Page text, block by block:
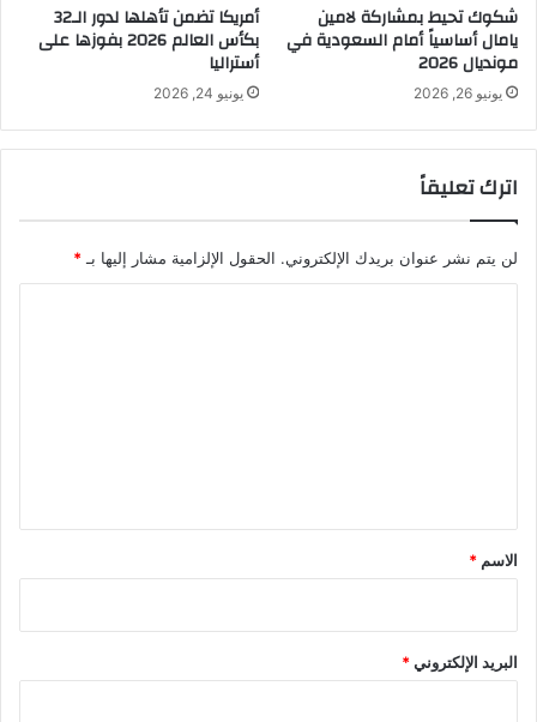
شكوك تحيط بمشاركة لامين
يامال أساسياً أمام السعودية في
مونديال 2026
يونيو 26, 2026
أمريكا تضمن تأهلها لدور الـ32
بكأس العالم 2026 بفوزها على
أستراليا
يونيو 24, 2026
اترك تعليقاً
لن يتم نشر عنوان بريدك الإلكتروني. الحقول الإلزامية مشار إليها بـ *
*
الاسم *
البريد الإلكتروني*